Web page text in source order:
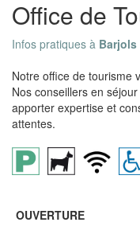
Office de
Infos pratiques à Barjols
Notre office de tourisme
Nos conseillers en
apporter expertise et
attentes.
OUVERTURE